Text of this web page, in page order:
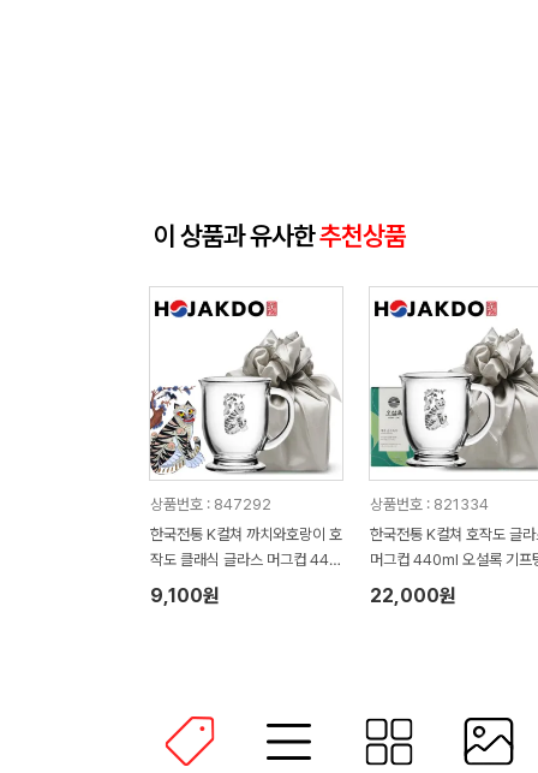
이 상품과 유사한추천상품
상품번호 : 847292
한국전통 K컬쳐 까치와호랑이 호
작도 클래식 글라스 머그컵 440
ml (보자기 포장)
9,100원
상품번호 : 821334
한국전통 K컬쳐 호작도 글라
머그컵 440ml 오설록 기프
(보자기 포장)
22,000원